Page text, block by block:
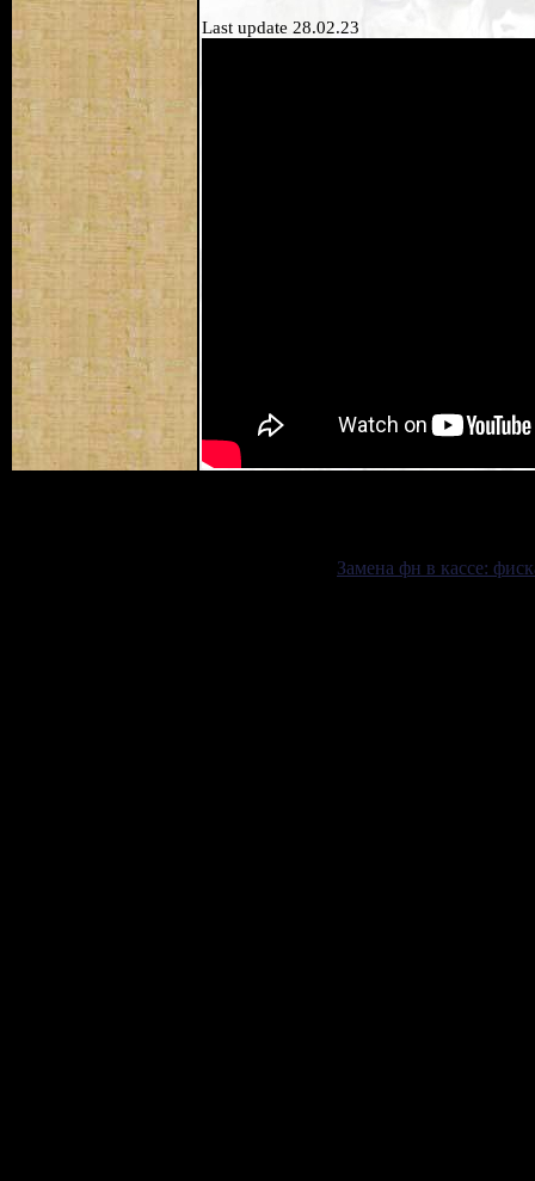
Last update 28.02.23
Замена фн в кассе: